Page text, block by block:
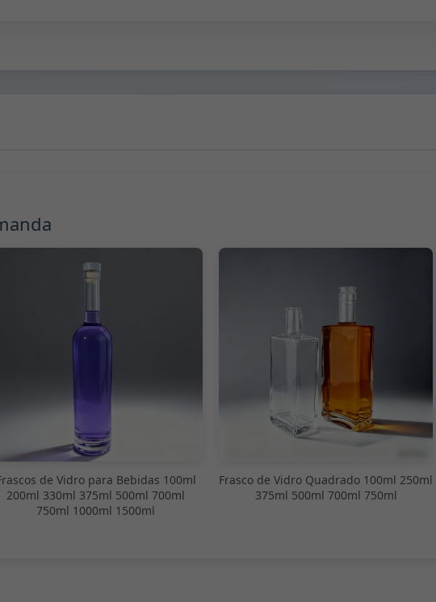
de Vidro para Bebidas 100ml
200ml 330ml 375ml 500ml 700ml
750ml 1000ml 1500ml
Frasco de Vidro Quadrado 100ml 250ml
375ml 500ml 700ml 750ml